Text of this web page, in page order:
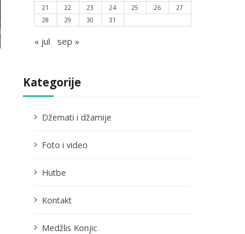
21
22 23 24 25 26
27
28
29 30 31
« jul sep »
Kategorije
Džemati i džamije
Foto i video
Hutbe
Kontakt
Medžlis Konjic